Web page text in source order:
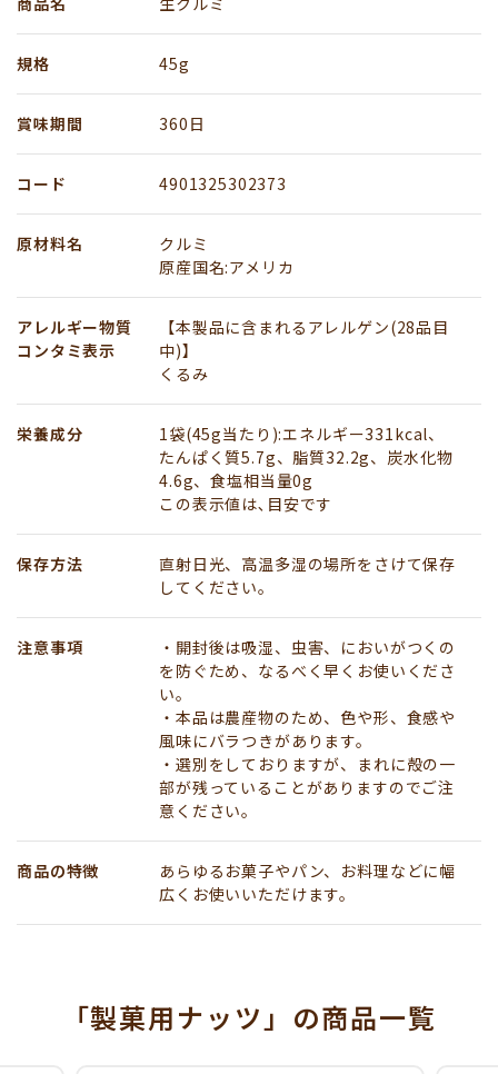
規格 45g
賞味期間 360日
コード 4901325302373
原材料名
クルミ
原産国名:アメリカ
アレルギー物質
コンタミ表示
【本製品に含まれるアレルゲン(28品目
中)】
くるみ
栄養成分
1袋(45g当たり):エネルギー331kcal、
たんぱく質5.7g、脂質32.2g、炭水化物
4.6g、食塩相当量0g
この表示値は､目安です
保存方法
直射日光、高温多湿の場所をさけて保存
してください。
注意事項
・開封後は吸湿、虫害、においがつくの
を防ぐため、なるべく早くお使いくださ
い。
・本品は農産物のため、色や形、食感や
風味にバラつきがあります。
・選別をしておりますが、まれに殻の一
部が残っていることがありますのでご注
意ください。
商品の特徴
あらゆるお菓子やパン、お料理などに幅
広くお使いいただけます。
「製菓用ナッツ」 の商品一覧